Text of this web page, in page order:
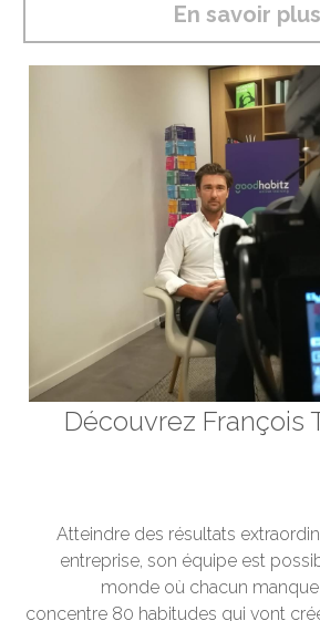
En savoir plus
Découvrez François
Atteindre des résultats
entreprise, son équipe est
monde où chacun
concentre 80 habitudes qui vont